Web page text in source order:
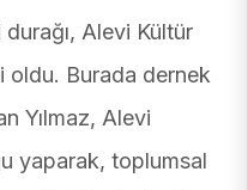
durağı, Alevi Kültür
oldu. Burada dernek
Yılmaz, Alevi
yaparak, toplumsal